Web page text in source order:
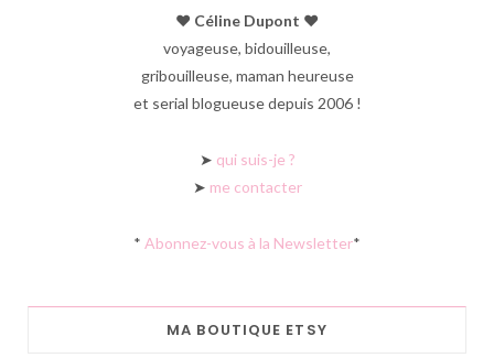
♥︎ Céline Dupont ♥︎
voyageuse, bidouilleuse,
gribouilleuse, maman heureuse
et serial blogueuse depuis 2006 !
➤ qui suis-je ?
➤ me contacter
* Abonnez-vous à la Newsletter*
MA BOUTIQUE ETSY